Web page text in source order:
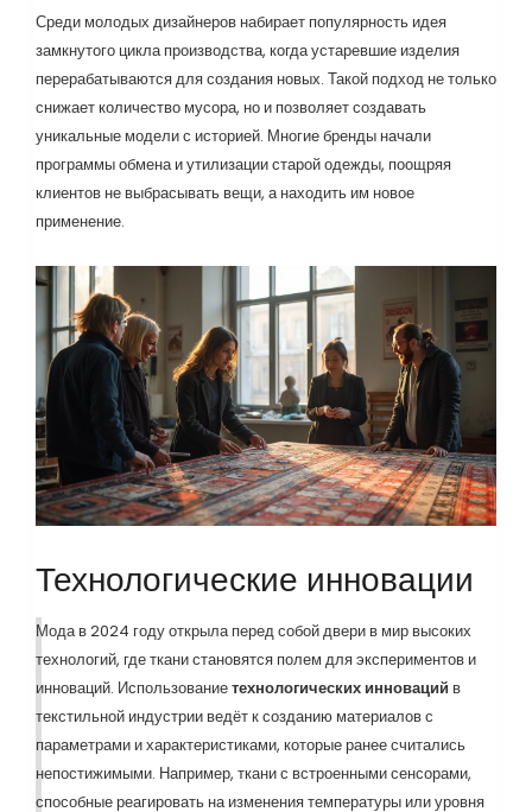
Среди молодых дизайнеров набирает популярность идея
замкнутого цикла производства, когда устаревшие изделия
перерабатываются для создания новых. Такой подход не только
снижает количество мусора, но и позволяет создавать
уникальные модели с историей. Многие бренды начали
программы обмена и утилизации старой одежды, поощряя
клиентов не выбрасывать вещи, а находить им новое
применение.
Технологические инновации
Мода в 2024 году открыла перед собой двери в мир высоких
технологий, где ткани становятся полем для экспериментов и
инноваций. Использованиетехнологических инноваций в
текстильной индустрии ведёт к созданию материалов с
параметрами и характеристиками, которые ранее считались
непостижимыми. Например, ткани с встроенными сенсорами,
способные реагировать на изменения температуры или уровня